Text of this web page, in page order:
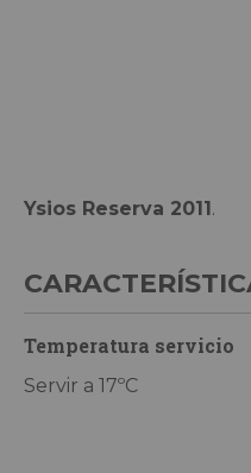
la
imágenes
Ysios Reserva 2011.
Temperatura servicio
Servir a 17ºC